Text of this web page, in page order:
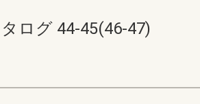
ログ 44-45(46-47)